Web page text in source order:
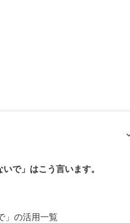
で」はこう言います。
」の活用一覧